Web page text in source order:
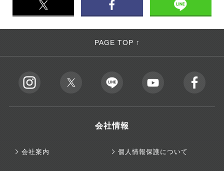
場合がございますので、ご注意ください。ツアーの
内容を十分にご確認いただいた上で、ご予約くださ
いますようお願いいたします。
PAGE TOP ↑
会社情報
会社案内 個人情報保護について